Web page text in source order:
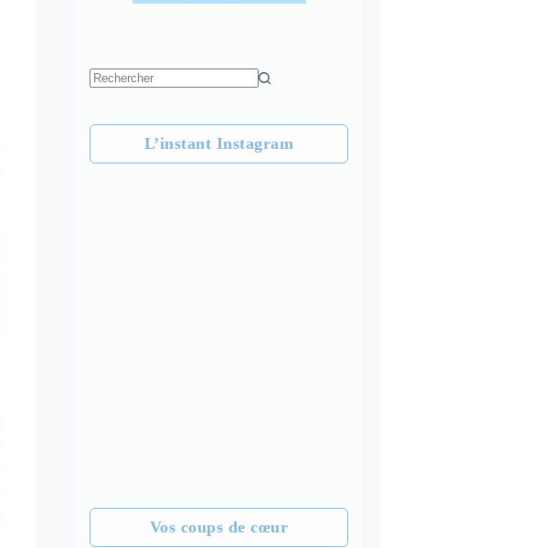
L’instant Instagram
Vos coups de cœur